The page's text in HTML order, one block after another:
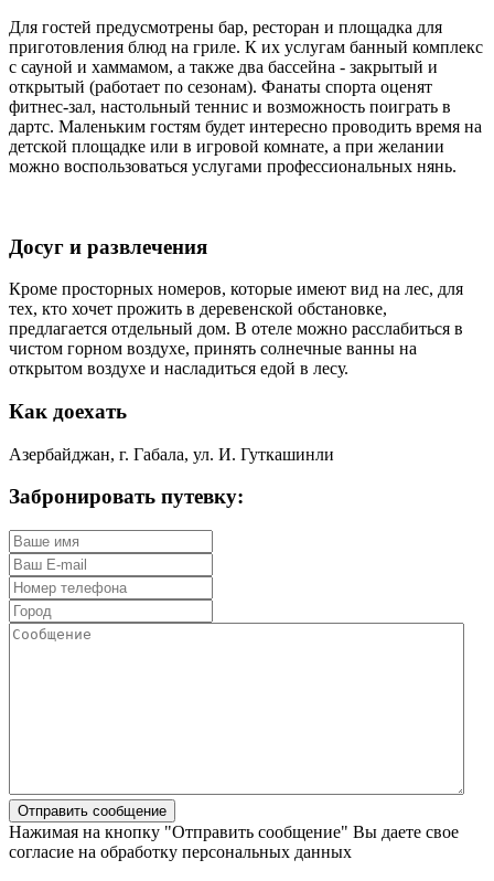
Для гостей предусмотрены бар, ресторан и площадка для
приготовления блюд на гриле. К их услугам банный комплекс
с сауной и хаммамом, а также два бассейна - закрытый и
открытый (работает по сезонам). Фанаты спорта оценят
фитнес-зал, настольный теннис и возможность поиграть в
дартс. Маленьким гостям будет интересно проводить время на
детской площадке или в игровой комнате, а при желании
можно воспользоваться услугами профессиональных нянь.
Досуг и развлечения
Кроме просторных номеров, которые имеют вид на лес, для
тех, кто хочет прожить в деревенской обстановке,
предлагается отдельный дом. В отеле можно расслабиться в
чистом горном воздухе, принять солнечные ванны на
открытом воздухе и насладиться едой в лесу.
Как доехать
Азербайджан, г. Габала, ул. И. Гуткашинли
Забронировать путевку:
Нажимая на кнопку "Отправить сообщение" Вы даете свое
согласие на обработку персональных данных